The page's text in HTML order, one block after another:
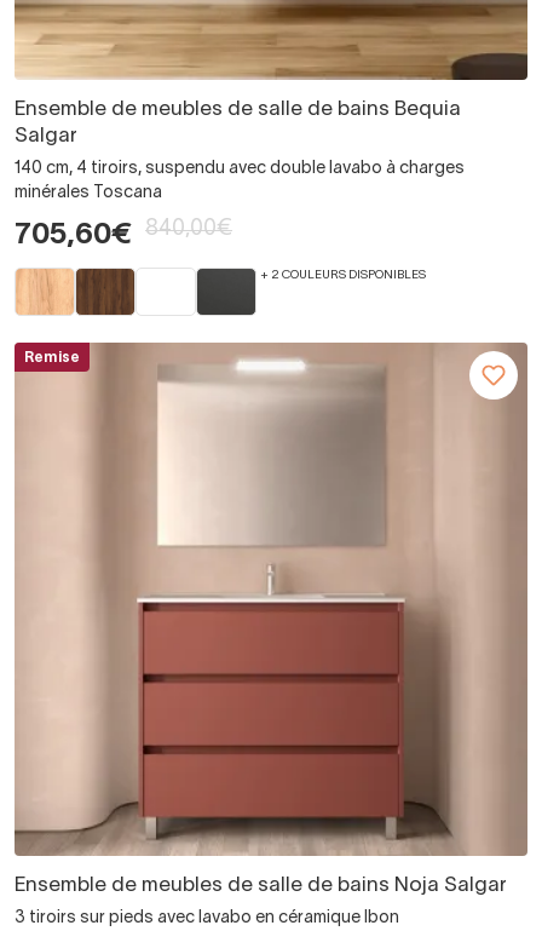
Ensemble de meubles de salle de bains Bequia
Salgar
140 cm, 4 tiroirs, suspendu avec double lavabo à charges
minérales Toscana
705,60€ 840,00€
+ 2 COULEURS DISPONIBLES
Remise
Ensemble de meubles de salle de bains Noja Salgar
3 tiroirs sur pieds avec lavabo en céramique Ibon